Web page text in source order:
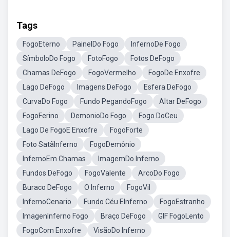
Tags
FogoEterno PainelDo Fogo
InfernoDe Fogo
SímboloDo Fogo
FotoFogo
Fotos DeFogo
Chamas DeFogo
FogoVermelho
FogoDe Enxofre
Lago DeFogo
Imagens DeFogo
Esfera DeFogo
CurvaDo Fogo
Fundo PegandoFogo
Altar DeFogo
FogoFerino
DemonioDo Fogo
Fogo DoCeu
Lago De FogoE Enxofre
FogoForte
Foto SatãInferno
FogoDemônio
InfernoEm Chamas
ImagemDo Inferno
Fundos DeFogo
FogoValente
ArcoDo Fogo
Buraco DeFogo
O Inferno
FogoVil
InfernoCenario
Fundo Céu EInferno
FogoEstranho
ImagenInferno Fogo
Braço DeFogo
GIF FogoLento
FogoCom Enxofre
VisãoDo Inferno